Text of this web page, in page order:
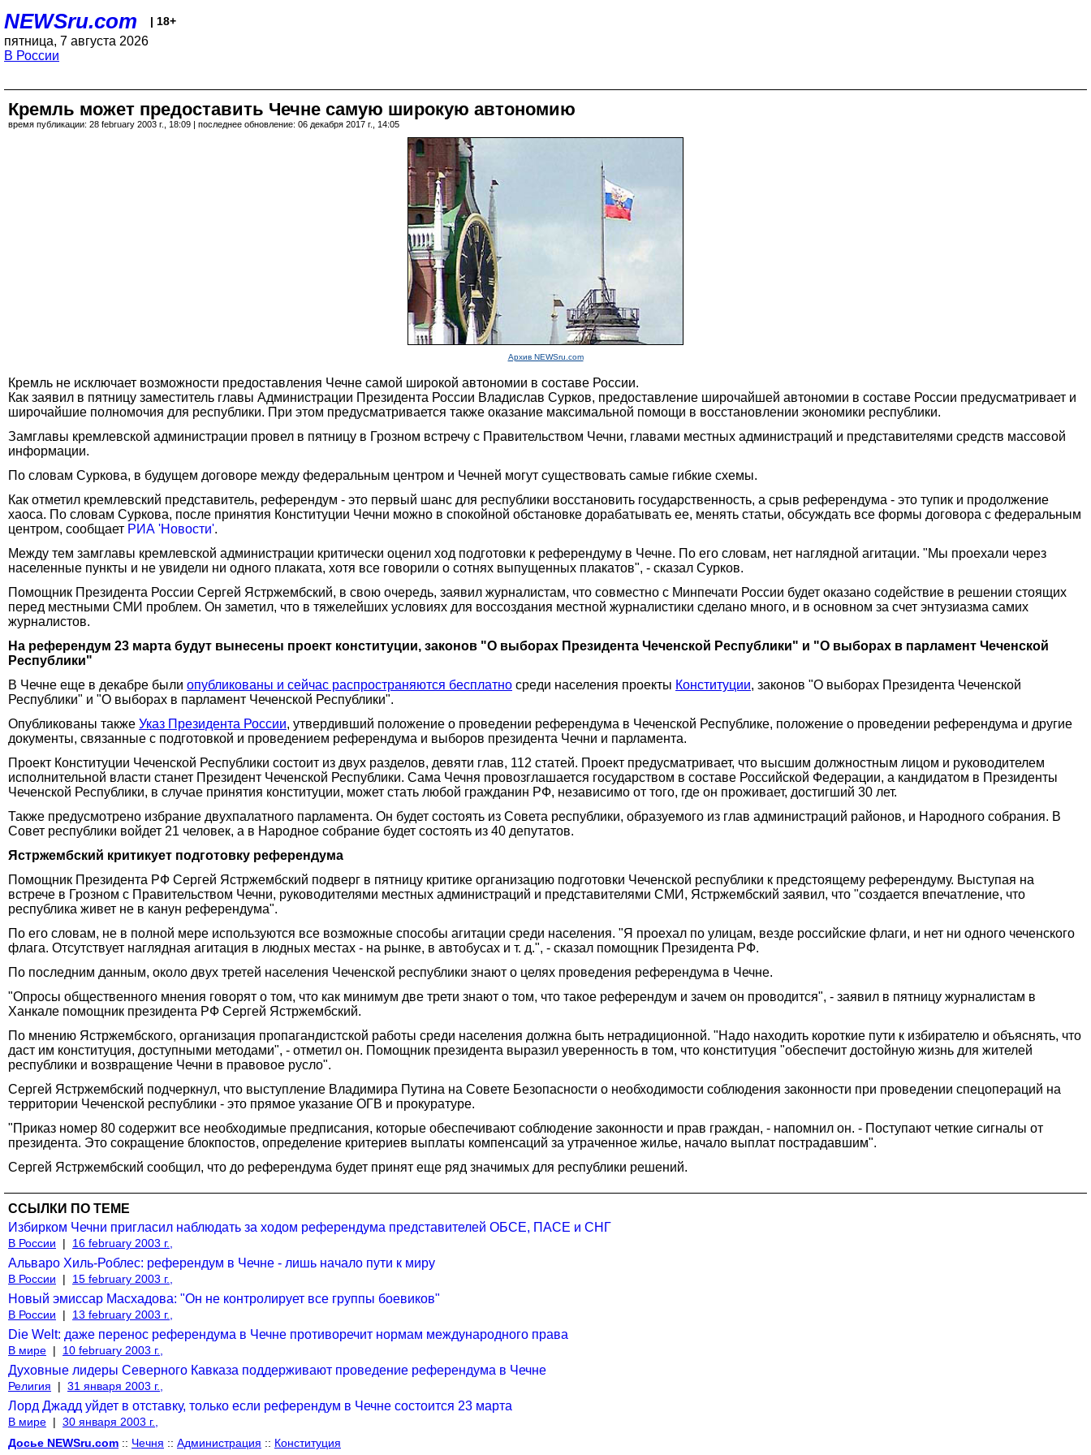
NEWSru.com | 18+
пятница, 7 августа 2026
В России
Кремль может предоставить Чечне самую широкую автономию
время публикации: 28 february 2003 г., 18:09 | последнее обновление: 06 декабря 2017 г., 14:05
Архив NEWSru.com
Кремль не исключает возможности предоставления Чечне самой широкой автономии в составе России.
Как заявил в пятницу заместитель главы Администрации Президента России Владислав Сурков, предоставление широчайшей автономии в составе России предусматривает и
широчайшие полномочия для республики. При этом предусматривается также оказание максимальной помощи в восстановлении экономики республики.
Замглавы кремлевской администрации провел в пятницу в Грозном встречу с Правительством Чечни, главами местных администраций и представителями средств массовой
информации.
По словам Суркова, в будущем договоре между федеральным центром и Чечней могут существовать самые гибкие схемы.
Как отметил кремлевский представитель, референдум - это первый шанс для республики восстановить государственность, а срыв референдума - это тупик и продолжение
хаоса. По словам Суркова, после принятия Конституции Чечни можно в спокойной обстановке дорабатывать ее, менять статьи, обсуждать все формы договора с федеральным
центром, сообщает РИА 'Новости'.
Между тем замглавы кремлевской администрации критически оценил ход подготовки к референдуму в Чечне. По его словам, нет наглядной агитации. "Мы проехали через
населенные пункты и не увидели ни одного плаката, хотя все говорили о сотнях выпущенных плакатов", - сказал Сурков.
Помощник Президента России Сергей Ястржембский, в свою очередь, заявил журналистам, что совместно с Минпечати России будет оказано содействие в решении стоящих
перед местными СМИ проблем. Он заметил, что в тяжелейших условиях для воссоздания местной журналистики сделано много, и в основном за счет энтузиазма самих
журналистов.
На референдум 23 марта будут вынесены проект конституции, законов "О выборах Президента Чеченской Республики" и "О выборах в парламент Чеченской
Республики"
В Чечне еще в декабре были опубликованы и сейчас распространяются бесплатно среди населения проекты Конституции, законов "О выборах Президента Чеченской
Республики" и "О выборах в парламент Чеченской Республики".
Опубликованы также Указ Президента России, утвердивший положение о проведении референдума в Чеченской Республике, положение о проведении референдума и другие
документы, связанные с подготовкой и проведением референдума и выборов президента Чечни и парламента.
Проект Конституции Чеченской Республики состоит из двух разделов, девяти глав, 112 статей. Проект предусматривает, что высшим должностным лицом и руководителем
исполнительной власти станет Президент Чеченской Республики. Сама Чечня провозглашается государством в составе Российской Федерации, а кандидатом в Президенты
Чеченской Республики, в случае принятия конституции, может стать любой гражданин РФ, независимо от того, где он проживает, достигший 30 лет.
Также предусмотрено избрание двухпалатного парламента. Он будет состоять из Совета республики, образуемого из глав администраций районов, и Народного собрания. В
Совет республики войдет 21 человек, а в Народное собрание будет состоять из 40 депутатов.
Ястржембский критикует подготовку референдума
Помощник Президента РФ Сергей Ястржембский подверг в пятницу критике организацию подготовки Чеченской республики к предстоящему референдуму. Выступая на
встрече в Грозном с Правительством Чечни, руководителями местных администраций и представителями СМИ, Ястржембский заявил, что "создается впечатление, что
республика живет не в канун референдума".
По его словам, не в полной мере используются все возможные способы агитации среди населения. "Я проехал по улицам, везде российские флаги, и нет ни одного чеченского
флага. Отсутствует наглядная агитация в людных местах - на рынке, в автобусах и т. д.", - сказал помощник Президента РФ.
По последним данным, около двух третей населения Чеченской республики знают о целях проведения референдума в Чечне.
"Опросы общественного мнения говорят о том, что как минимум две трети знают о том, что такое референдум и зачем он проводится", - заявил в пятницу журналистам в
Ханкале помощник президента РФ Сергей Ястржембский.
По мнению Ястржембского, организация пропагандистской работы среди населения должна быть нетрадиционной. "Надо находить короткие пути к избирателю и объяснять, что
даст им конституция, доступными методами", - отметил он. Помощник президента выразил уверенность в том, что конституция "обеспечит достойную жизнь для жителей
республики и возвращение Чечни в правовое русло".
Сергей Ястржембский подчеркнул, что выступление Владимира Путина на Совете Безопасности о необходимости соблюдения законности при проведении спецопераций на
территории Чеченской республики - это прямое указание ОГВ и прокуратуре.
"Приказ номер 80 содержит все необходимые предписания, которые обеспечивают соблюдение законности и прав граждан, - напомнил он. - Поступают четкие сигналы от
президента. Это сокращение блокпостов, определение критериев выплаты компенсаций за утраченное жилье, начало выплат пострадавшим".
Сергей Ястржембский сообщил, что до референдума будет принят еще ряд значимых для республики решений.
ССЫЛКИ ПО ТЕМЕ
Избирком Чечни пригласил наблюдать за ходом референдума представителей ОБСЕ, ПАСЕ и СНГ
В России | 16 february 2003 г.,
Альваро Хиль-Роблес: референдум в Чечне - лишь начало пути к миру
В России | 15 february 2003 г.,
Новый эмиссар Масхадова: "Он не контролирует все группы боевиков"
В России | 13 february 2003 г.,
Die Welt: даже перенос референдума в Чечне противоречит нормам международного права
В мире | 10 february 2003 г.,
Духовные лидеры Северного Кавказа поддерживают проведение референдума в Чечне
Религия | 31 января 2003 г.,
Лорд Джадд уйдет в отставку, только если референдум в Чечне состоится 23 марта
В мире | 30 января 2003 г.,
Досье NEWSru.com :: Чечня :: Администрация :: Конституция